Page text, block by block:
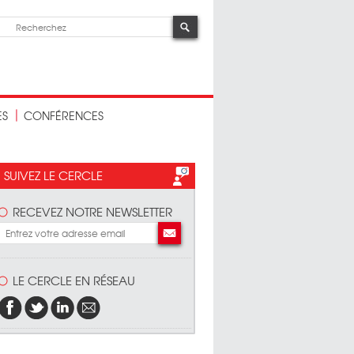
CONFÉRENCES
SUIVEZ LE CERCLE
RECEVEZ NOTRE NEWSLETTER
LE CERCLE EN RÉSEAU